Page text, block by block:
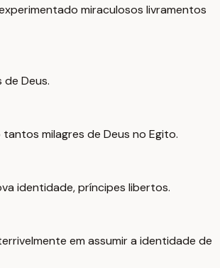
miraculosos livramentos
de Deus.
milagres de Deus no Egito.
identidade, príncipes libertos.
em assumir a identidade de